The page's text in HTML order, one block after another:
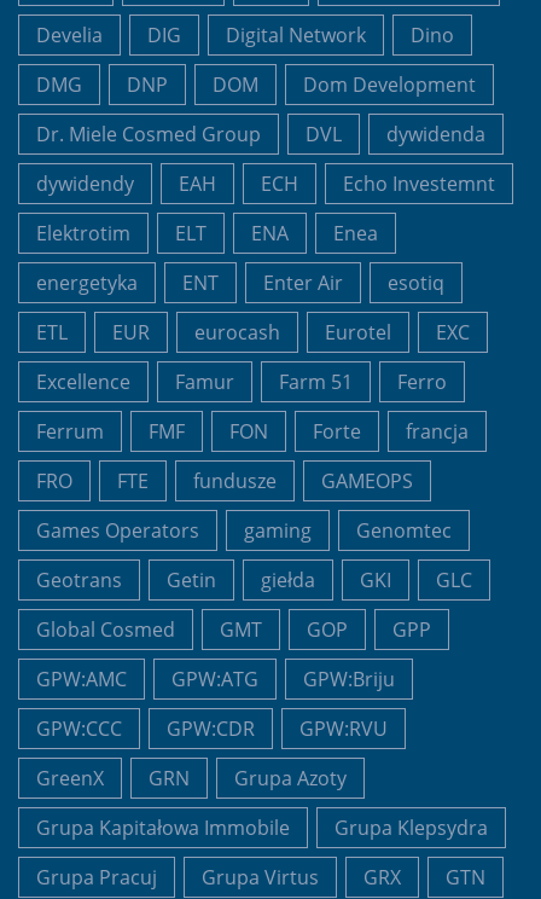
Develia
DIG Digital Network
Dino
DMG
DNP DOM
Dom Development
Dr. Miele Cosmed Group
DVL
dywidenda
dywidendy
EAH ECH
Echo Investemnt
Elektrotim
ELT ENA
Enea
energetyka
ENT Enter Air
esotiq
ETL
EUR eurocash Eurotel
EXC
Excellence
Famur Farm 51
Ferro
Ferrum
FMF FON Forte
francja
FRO
FTE fundusze
GAMEOPS
Games Operators
gaming
Genomtec
Geotrans
Getin giełda GKI
GLC
Global Cosmed
GMT GOP
GPP
GPW:AMC
GPW:ATG
GPW:Briju
GPW:CCC
GPW:CDR
GPW:RVU
GreenX
GRN
Grupa Azoty
Grupa Kapitałowa Immobile
Grupa Klepsydra
Grupa Pracuj
Grupa Virtus GRX GTN